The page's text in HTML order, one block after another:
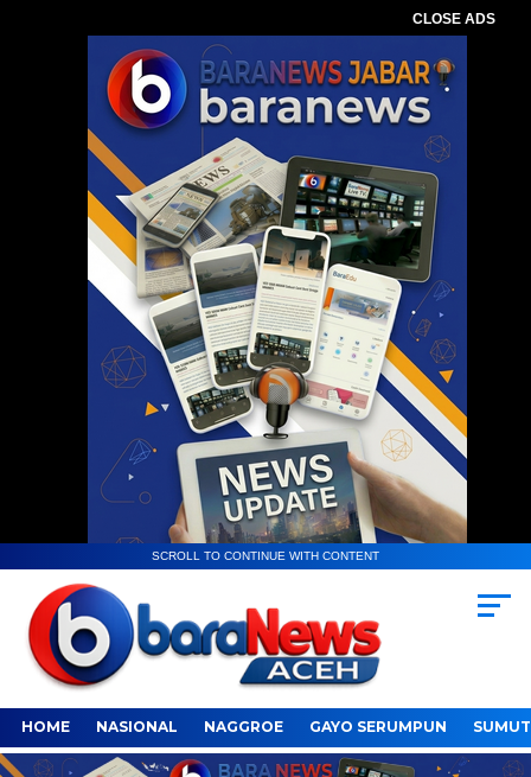
CLOSE ADS
SCROLL TO CONTINUE WITH CONTENT
HOME NASIONAL NAGGROE GAYO SERUMPUN SUMUT